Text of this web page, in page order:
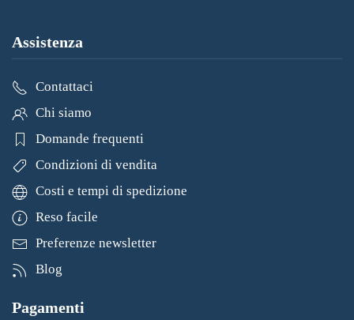
Assistenza
Contattaci
Chi siamo
Domande frequenti
Condizioni di vendita
Costi e tempi di spedizione
Reso facile
Preferenze newsletter
Blog
Pagamenti